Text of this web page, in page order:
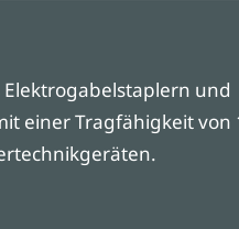
und
einer Tragfähigkeit von